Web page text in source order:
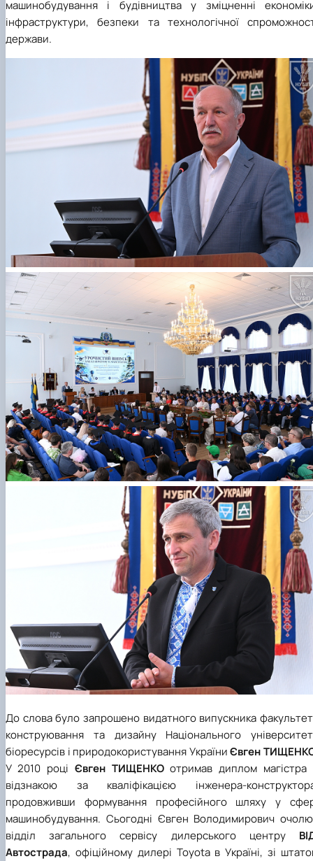
машинобудування і будівництва у зміцненні
інфраструктури, безпеки та технологічної
держави.
До слова було запрошено видатного випускника
конструювання та дизайну Національного
біоресурсів і природокористування УкраїниЄвген
У 2010 році Євген ТИЩЕНКОотримав диплом магістра
відзнакою за кваліфікацією інженера-
продовживши формування професійного шляху у
машинобудування. Сьогодні Євген Володимирович
відділ загального сервісу дилерського центру
Автострада, офіційному дилері Toyota в Україні, зі